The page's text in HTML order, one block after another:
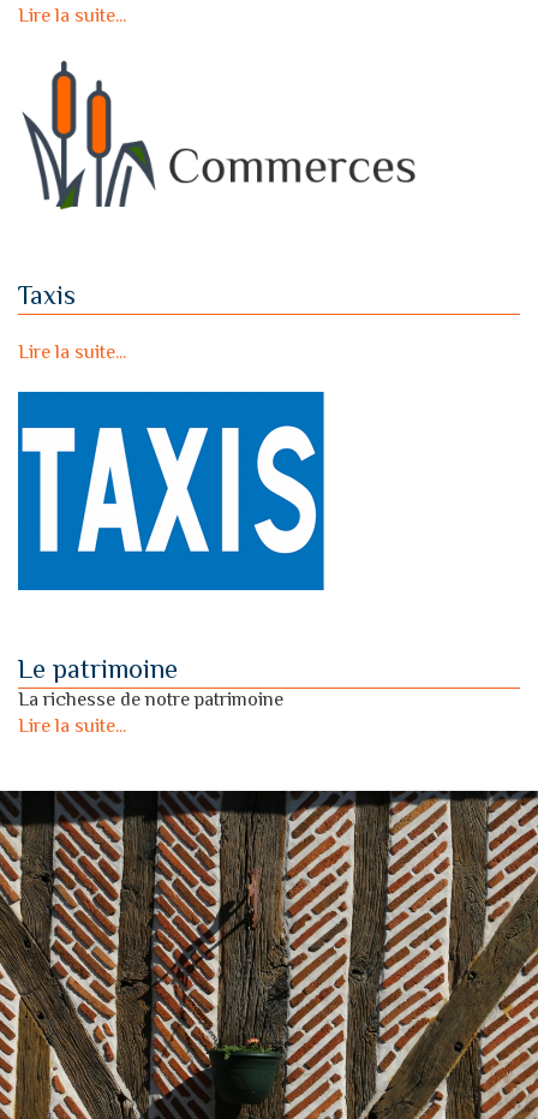
Lire la suite...
Taxis
Lire la suite...
Le patrimoine
La richesse de notre patrimoine
Lire la suite...